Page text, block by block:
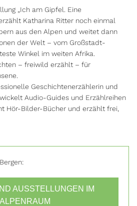
„Ich am Gipfel. Eine
Katharina Ritter noch einmal
aus den Alpen und weitet dann
der Welt – vom Großstadt-
Winkel im weiten Afrika.
– freiwild erzählt – für
Geschichtenerzählerin und
Audio-Guides und Erzählreihen
Hör-Bilder-Bücher und erzählt frei,
AUSSTELLUNGEN IM
ALPENRAUM